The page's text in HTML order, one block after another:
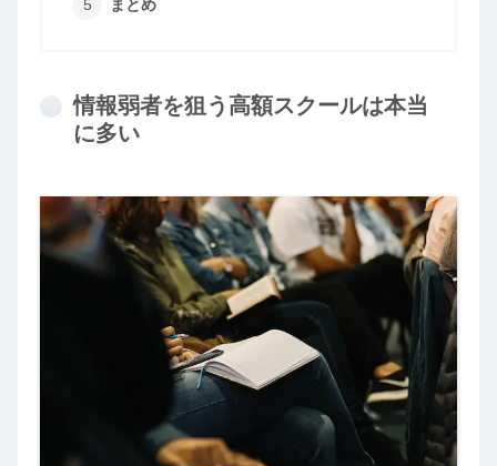
まとめ
情報弱者を狙う高額スクールは本当
に多い